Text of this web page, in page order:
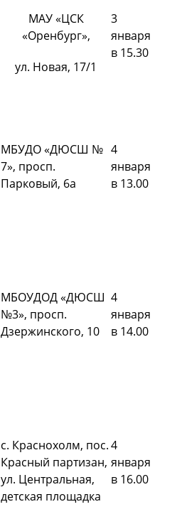
МАУ «ЦСК
«Оренбург»,
ул. Новая, 17/1
3
января
в 15.30
МБУДО «ДЮСШ №
7», просп.
Парковый, 6а
4
января
в 13.00
МБОУДОД «ДЮСШ
№3», просп.
Дзержинского, 10
4
января
в 14.00
с. Краснохолм, пос.
Красный партизан,
ул. Центральная,
детская площадка
4
января
в 16.00